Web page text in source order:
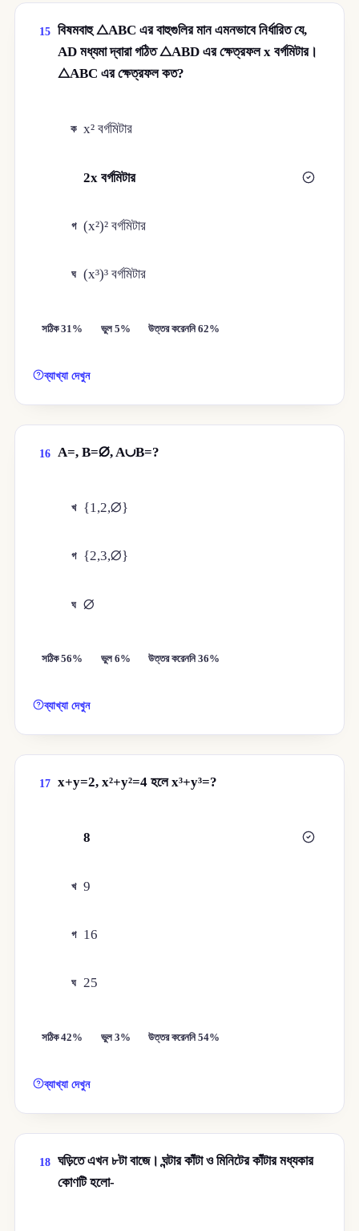
15 বিষমবাহু △ABC এর বাহুগুলির মান এমনভাবে নির্ধারিত যে,
AD মধ্যমা দ্বারা গঠিত △ABD এর ক্ষেত্রফল x বর্গমিটার।
△ABC এর ক্ষেত্রফল কত?
ক x² বর্গমিটার
2x বর্গমিটার
গ (x²)² বর্গমিটার
ঘ (x³)³ বর্গমিটার
সঠিক 31% ভুল 5% উত্তর করেননি 62%
ব্যাখ্যা দেখুন
16 A=, B=∅, A∪B=?
খ {1,2,∅}
গ {2,3,∅}
ঘ ∅
সঠিক 56% ভুল 6% উত্তর করেননি 36%
ব্যাখ্যা দেখুন
17 x+y=2, x²+y²=4 হলে x³+y³=?
8
খ 9
গ 16
ঘ 25
সঠিক 42% ভুল 3% উত্তর করেননি 54%
ব্যাখ্যা দেখুন
18 ঘড়িতে এখন ৮টা বাজে। ঘন্টার কাঁটা ও মিনিটের কাঁটার মধ্যকার
কোণটি হলো-